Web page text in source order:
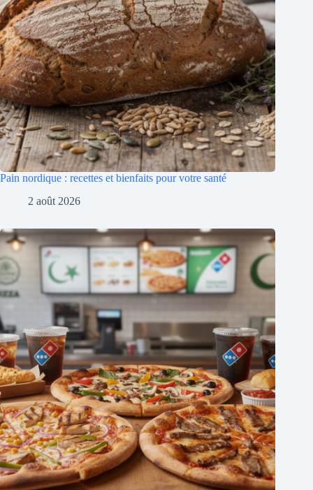
Pain nordique : recettes et bienfaits pour votre santé
2 août 2026